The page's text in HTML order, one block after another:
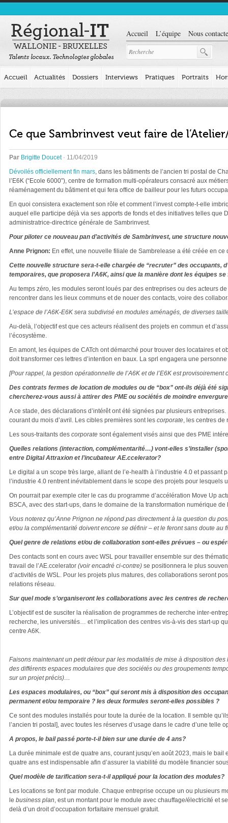
Accueil L’équipe Nous
Accueil Actualités Dossiers Interviews Pratiques Portraits
Ce que Sambrinvest veut faire de
Par Brigitte Doucet· 11/04/2019
Dévoilés officiellement fin mars, dans les bâtiments de l’ancien tri postal de
l’E6K (“Ecole 6000”), centre de formation multi-opérateurs consacré aux
réaménagement du bâtiment et qui fera office de bailleur pour les futurs
En quoi consistera exactement son rôle et comment l’invest compte-t-elle
auquel elle participe déjà via ses apports de fonds et des initiatives telles que
administratrice-directrice générale de Sambrinvest.
Pour piloter ce nouveau pan d’activités de Sambrinvest, une structure
Anne Prignon: En effet, une nouvelle filiale de Sambrelease a été créée en
Cette nouvelle structure sera-t-elle chargée de “recruter” des occupants,
temporaires, que proposera l’A6K, ainsi que la manière dont les équipes
Au temps zéro, les modules seront loués par des entreprises ou des acteurs
rencontrer dans les lieux communs et de nouer des contacts, voire des
L’espace de l’A6K-E6K sera subdivisé en modules aménagés, de diverses
Au-delà, l’objectif est que ces acteurs réalisent des projets en commun et
l’écosystème.
En amont, les équipes de CATch ont démarché pour trouver des locataires et
doit transformer ces lettres d’intention en baux. La sprl engagera une
[Pour rappel, la gestion opérationnelle de l’A6K et de l’E6K est provisoirement
Des contrats fermes de location de modules ou de “box” ont-ils déjà été
chercherez-vous aussi à attirer des PME ou sociétés de moindre
A ce stade, des déclarations d’intérêt ont été signées par plusieurs
courant du mois d’avril. Les cibles premières sont les corporate, les centres de
Les sous-traitants des corporate sont également visés ainsi que des PME
Quelles relations (interaction, complémentarité…) vont-elles s’installer
entre Digital Attraxion et l’incubateur AE.ccelerator?
Le digital a un scope très large, allant de l’e-health à l’industrie 4.0 et passant
l’industrie 4.0 rentrent inévitablement dans le scope des projets pour
On pourrait par exemple citer le cas du programme d’accélération Move Up
BSCA, avec des start-ups, dans le domaine de la transformation numérique de
Vous noterez qu’Anne Prignon ne répond pas directement à la question du
et/ou la complémentarité doivent encore se définir – et le feront sans doute
Quel genre de relations et/ou de collaboration sont-elles prévues – ou
Des contacts sont en cours avec WSL pour travailler ensemble sur des
travail de l’AE.ccelerator (voir encadré ci-contre) se positionnera le plus
d’activités de WSL. Pour les projets plus matures, des collaborations seront
relations réseau.
Sur quel mode s’organiseront les collaborations avec les centres de
L’objectif est de susciter la réalisation de programmes de recherche inter-
recherche, les universités… et l’implication des centres vis-à-vis des start-up
centre A6K.
Faisons maintenant un petit détour par les modalités de mise à disposition
des différents espaces modulaires que des sociétés ou des groupements
sur un projet précis)…
Les espaces modulaires, ou “box” qui seront mis à disposition des
permanent et/ou temporaire ? les deux formules seront-elles possibles ?
Ce sont des modules installés pour toute la durée de la location. Il semble
l’ancien tri postal], avec toutes les réserves d’usage dans le cadre d’une
A propos, le bail passé porte-t-il bien sur une durée de 4 ans?
La durée minimale est de quatre ans, courant jusqu’en août 2023, mais le
quatre ans est indispensable afin d’assurer la viabilité du modèle financier
Quel modèle de tarification sera-t-il appliqué pour la location des modules?
Les locations se font par module. Chaque entreprise occupe un ou plusieurs
le business plan, est un montant pour le module avec chauffage/électricité et
delà d’un droit d’occupation forfaitaire mensuel gratuit.